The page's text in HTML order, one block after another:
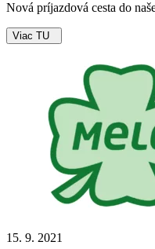
Nová príjazdová cesta do
Viac TU
15. 9. 2021